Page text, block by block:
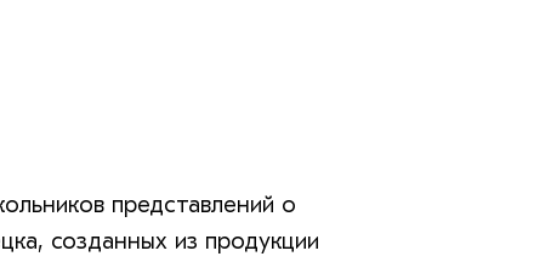
представлений о
созданных из продукции